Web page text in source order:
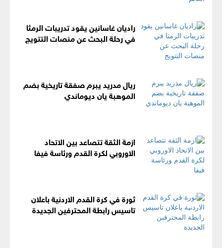
راديان غاسانين يقود تدريبات الرمثا
في رحلة البحث عن منصات التتويج
ريال مدريد يبرم صفقة تاريخية بضم
الموهبة يان ديوماندي
ازمة الثقة تتصاعد بين الاتحاد
الاوروبي لكرة القدم ورئاسة فيفا
ثورة في كرة القدم الاردنية باعلان
تاسيس رابطة المحترفين الجديدة